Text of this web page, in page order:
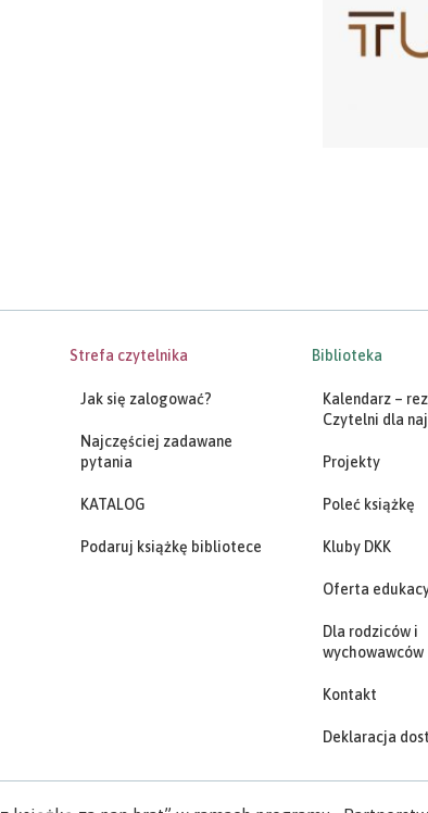
Strefa czytelnika
Jak się zalogować?
Najczęściej zadawane
pytania
KATALOG
Podaruj książkę bibliotece
Biblioteka
Kalendarz –
Czytelni dla
Projekty
Poleć książkę
Kluby DKK
Oferta
Dla rodziców i
wychowawców
Kontakt
Deklaracja